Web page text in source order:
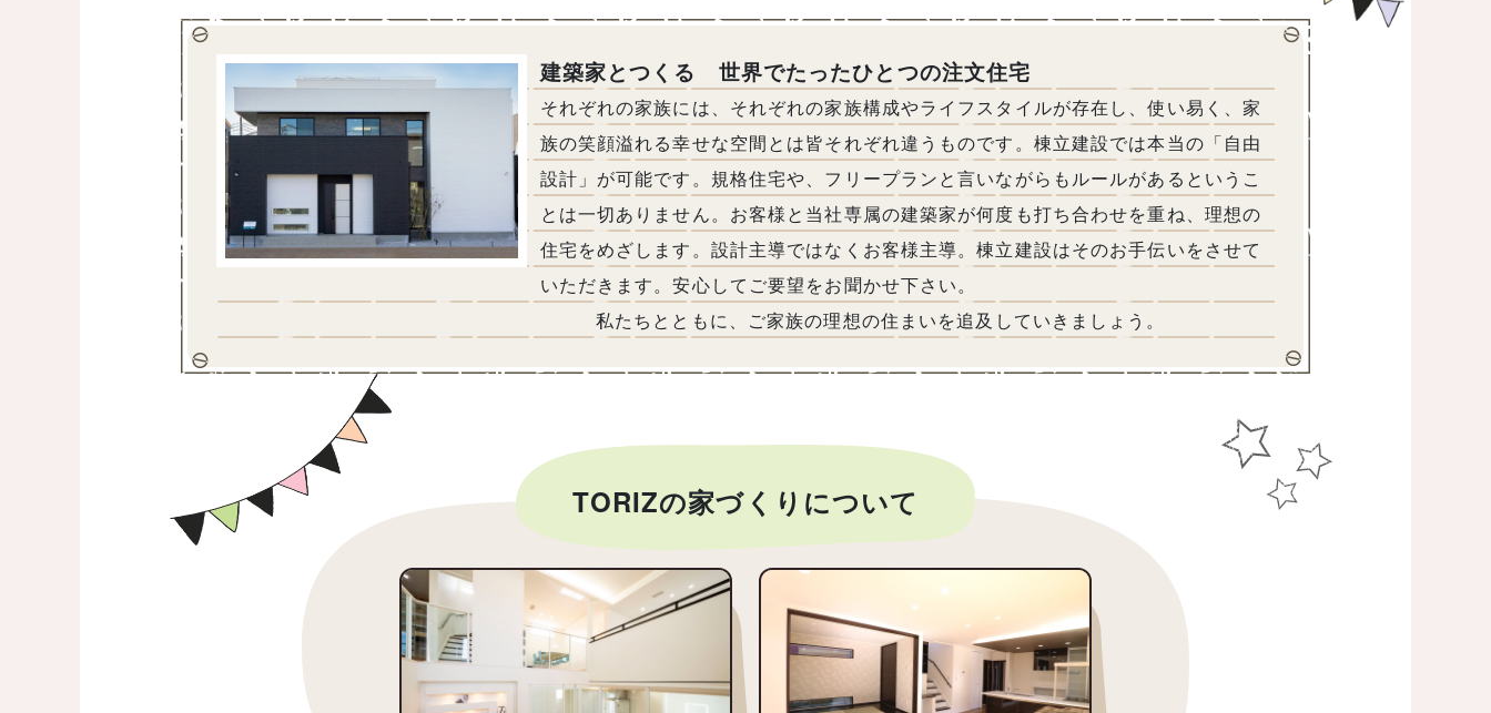
建築家とつくる 世界でたったひとつの注文住宅
それぞれの家族には、それぞれの家族構成やライフスタイルが存在し、使い易く、家
族の笑顔溢れる幸せな空間とは皆それぞれ違うものです。棟立建設では本当の「自由
設計」が可能です。規格住宅や、フリープランと言いながらもルールがあるというこ
とは一切ありません。お客様と当社専属の建築家が何度も打ち合わせを重ね、理想の
住宅をめざします。設計主導ではなくお客様主導。棟立建設はそのお手伝いをさせて
いただきます。安心してご要望をお聞かせ下さい。
私たちとともに、ご家族の理想の住まいを追及していきましょう。
TORIZの家づくりについて